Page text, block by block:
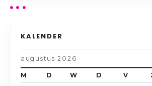
KALENDER
augustus 2026
M D W D V